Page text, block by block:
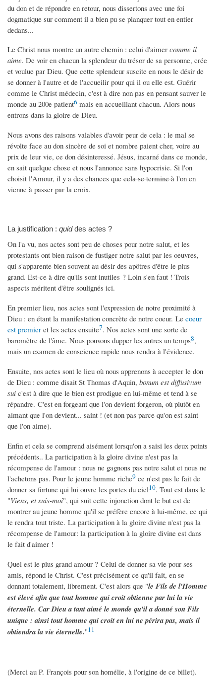
du don et de répondre en retour, nous dissertons avec une foi
dogmatique sur comment il a bien pu se planquer tout en entier
dedans...
Le Christ nous montre un autre chemin : celui d'aimer comme il
aime. De voir en chacun la splendeur du trésor de sa personne, crée
et voulue par Dieu. Que cette splendeur suscite en nous le désir de
se donner à l'autre et de l'accueilir pour qui il ou elle est. Guérir
comme le Christ médecin, c'est à dire non pas en pensant sauver le
monde au 200e patient6 mais en accueillant chacun. Alors nous
entrons dans la gloire de Dieu.
Nous avons des raisons valables d'avoir peur de cela : le mal se
révolte face au don sincère de soi et nombre paient cher, voire au
prix de leur vie, ce don désinteressé. Jésus, incarné dans ce monde,
en sait quelque chose et nous l'annonce sans hypocrisie. Si l'on
choisit l'Amour, il y a des chances que cela se termine à l'on en
vienne à passer par la croix.
La justification : quiddes actes ?
On l'a vu, nos actes sont peu de choses pour notre salut, et les
protestants ont bien raison de fustiger notre salut par les oeuvres,
qui s'apparente bien souvent au désir des apôtres d'être le plus
grand. Est-ce à dire qu'ils sont inutiles ? Loin s'en faut ! Trois
aspects méritent d'être soulignés ici.
En premier lieu, nos actes sont l'expression de notre proximité à
Dieu : en étant la manifestation concrète de notre coeur. Le coeur
est premier et les actes ensuite7. Nos actes sont une sorte de
baromètre de l'âme. Nous pouvons dupper les autres un temps8,
mais un examen de conscience rapide nous rendra à l'évidence.
Ensuite, nos actes sont le lieu où nous apprenons à accepter le don
de Dieu : comme disait St Thomas d'Aquin, bonum est diffusivum
sui c'est à dire que le bien est prodigue en lui-même et tend à se
répandre. C'est en forgeant que l'on devient forgeron, où plutôt en
aimant que l'on devient... saint ! (et non pas parce qu'on est saint
que l'on aime).
Enfin et cela se comprend aisément lorsqu'on a saisi les deux points
précédents.. La participation à la gloire divine n'est pas la
récompense de l'amour : nous ne gagnons pas notre salut et nous ne
l'achetons pas. Pour le jeune homme riche9 ce n'est pas le fait de
donner sa fortune qui lui ouvre les portes du ciel10. Tout est dans le
"Viens, et suis-moi", qui suit cette injonction dont le but est de
montrer au jeune homme qu'il se préfère encore à lui-même, ce qui
le rendra tout triste. La participation à la gloire divine n'est pas la
récompense de l'amour: la participation à la gloire divine est dans
le fait d'aimer !
Quel est le plus grand amour ? Celui de donner sa vie pour ses
amis, répond le Christ. C'est précisément ce qu'il fait, en se
donnant totalement, librement. C'est alors que "le Fils de l'Homme
est élevé afin que tout homme qui croit obtienne par lui la vie
éternelle. Car Dieu a tant aimé le monde qu'il a donné son Fils
unique : ainsi tout homme qui croit en lui ne périra pas, mais il
obtiendra la vie éternelle."11
(Merci au P. François pour son homélie, à l'origine de ce billet).